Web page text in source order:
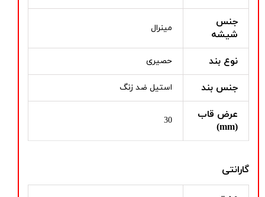
جنس
شیشه
مینرال
نوع بند حصیری
جنس بند استیل ضد زنگ
عرض قاب
(mm)
30
گارانتی